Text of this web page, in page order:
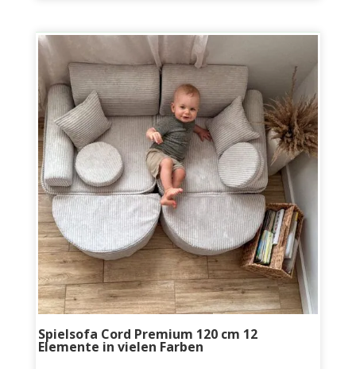
Spielsofa Cord Premium 120 cm 12
Elemente in vielen Farben